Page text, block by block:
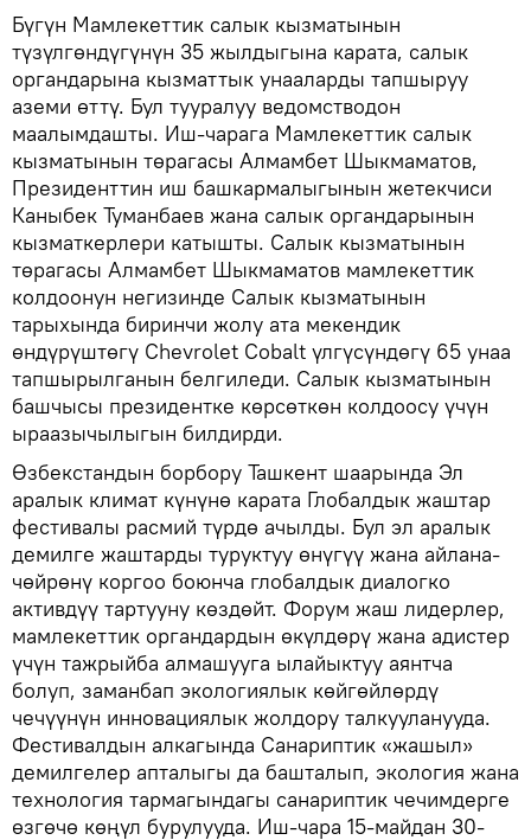
Бүгүн Мамлекеттик салык кызматынын
түзүлгөндүгүнүн 35 жылдыгына карата, салык
органдарына кызматтык унааларды тапшыруу
аземи өттү. Бул тууралуу ведомстводон
маалымдашты. Иш-чарага Мамлекеттик салык
кызматынын төрагасы Алмамбет Шыкмаматов,
Президенттин иш башкармалыгынын жетекчиси
Каныбек Туманбаев жана салык органдарынын
кызматкерлери катышты. Салык кызматынын
төрагасы Алмамбет Шыкмаматов мамлекеттик
колдоонун негизинде Салык кызматынын
тарыхында биринчи жолу ата мекендик
өндүрүштөгү Chevrolet Cobalt үлгүсүндөгү 65 унаа
тапшырылганын белгиледи. Салык кызматынын
башчысы президентке көрсөткөн колдоосу үчүн
ыраазычылыгын билдирди.
Өзбекстандын борбору Ташкент шаарында Эл
аралык климат күнүнө карата Глобалдык жаштар
фестивалы расмий түрдө ачылды. Бул эл аралык
демилге жаштарды туруктуу өнүгүү жана айлана-
чөйрөнү коргоо боюнча глобалдык диалогко
активдүү тартууну көздөйт. Форум жаш лидерлер,
мамлекеттик органдардын өкүлдөрү жана адистер
үчүн тажрыйба алмашууга ылайыктуу аянтча
болуп, заманбап экологиялык көйгөйлөрдү
чечүүнүн инновациялык жолдору талкууланууда.
Фестивалдын алкагында Санариптик «жашыл»
демилгелер апталыгы да башталып, экология жана
технология тармагындагы санариптик чечимдерге
өзгөчө көңүл бурулууда. Иш-чара 15-майдан 30-